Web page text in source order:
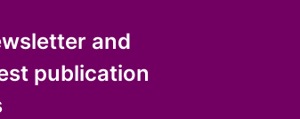
and
publication